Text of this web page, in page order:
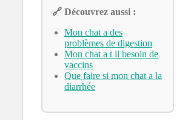
🔗 Découvrez aussi :
Mon chat a des
problèmes de digestion
Mon chat a t il besoin de
vaccins
Que faire si mon chat a la
diarrhée